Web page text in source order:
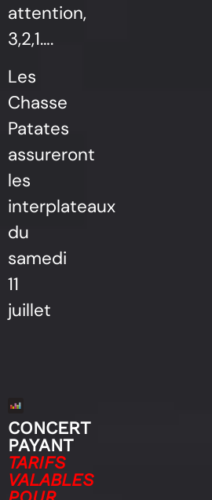
attention,
3,2,1….
Les
Chasse
Patates
assureront
les
interplateaux
du
samedi
11
juillet
CONCERT
PAYANT
TARIFS
VALABLES